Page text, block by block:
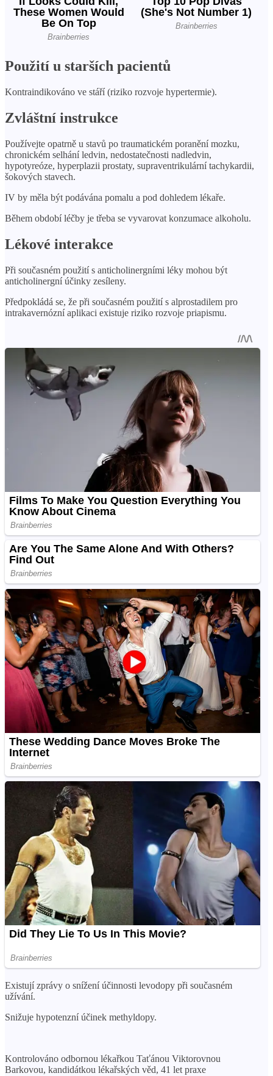
Použití u starších pacientů
Kontraindikováno ve stáří (riziko rozvoje hypertermie).
Zvláštní instrukce
Používejte opatrně u stavů po traumatickém poranění mozku,
chronickém selhání ledvin, nedostatečnosti nadledvin,
hypotyreóze, hyperplazii prostaty, supraventrikulární tachykardii,
šokových stavech.
IV by měla být podávána pomalu a pod dohledem lékaře.
Během období léčby je třeba se vyvarovat konzumace alkoholu.
Lékové interakce
Při současném použití s ​​anticholinergními léky mohou být
anticholinergní účinky zesíleny.
Předpokládá se, že při současném použití s ​​alprostadilem pro
intrakavernózní aplikaci existuje riziko rozvoje priapismu.
Existují zprávy o snížení účinnosti levodopy při současném
užívání.
Snižuje hypotenzní účinek methyldopy.
Kontrolováno odbornou lékařkou Taťánou Viktorovnou
Barkovou, kandidátkou lékařských věd, 41 let praxe